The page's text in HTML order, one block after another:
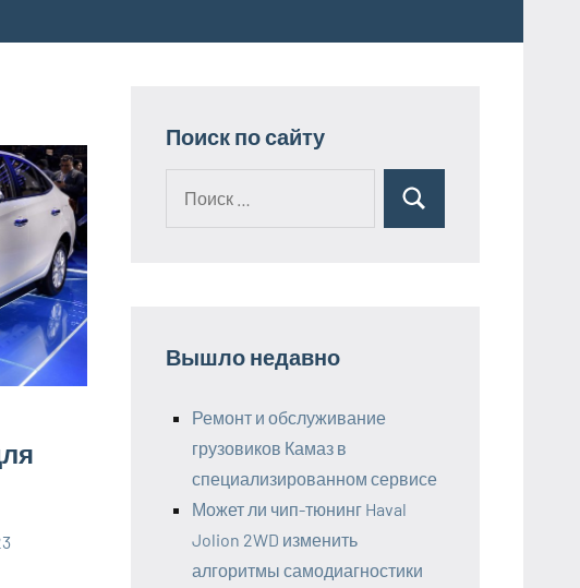
Поиск по сайту
Поиск
Вышло недавно
Ремонт и обслуживание
грузовиков Камаз в
специализированном сервисе
Может ли чип-тюнинг Haval
Jolion 2WD изменить
алгоритмы самодиагностики